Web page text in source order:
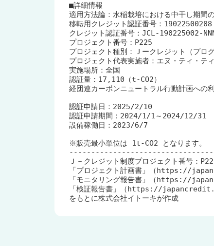
■詳細情報
適用方法論：水稲栽培における中干し
移転用クレジット認証番号：19022500208
クレジット認証番号：JCL-190225002-
プロジェクト番号：P225
プロジェクト種別：Ｊークレジット（プログ
プロジェクト代表実施者：エヌ・ティ・テ
実施場所：全国
認証量：17,110（t-CO2）
経団連カーボンニュートラル行動計画への
認証申請日：2025/2/10
認証申請期間：2024/1/1～2024/12/31
設備稼働日：2023/6/7
※販売最小単位は 1t-CO2 となります。
Ｊ－クレジット制度プロジェクト番号：
「プロジェクト計画書」（https://
「モニタリング報告書」（https://
「検証報告書」（https://
をもとに株式会社イトーキが作成